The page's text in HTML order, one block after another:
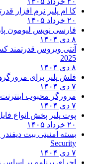
کا ام پلیر نرم افزار
۲۰ خرداد ۱۴۰۵
فارسی نویس لیومون
آنتی ویروس قدرتمند
2025
فلش پلیر برای
مرورگر محبوب اینترنت
پوت پلیر پخش انواع
۲۰ خرداد ۱۴۰۵
بسته امنیتی بیت دیفندر
Security
اجرای برنامه بر اساس